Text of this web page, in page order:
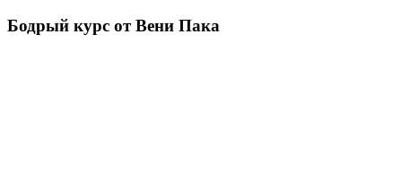
Бодрый курс от Вени Пака